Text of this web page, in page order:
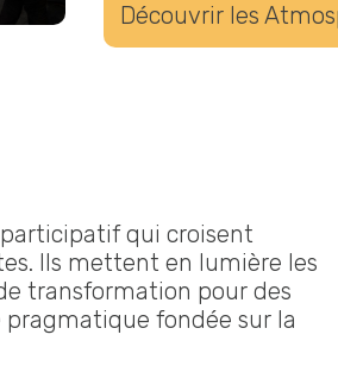
Découvrir les
qui croisent
Ils mettent en lumière les
transformation pour des
fondée sur la